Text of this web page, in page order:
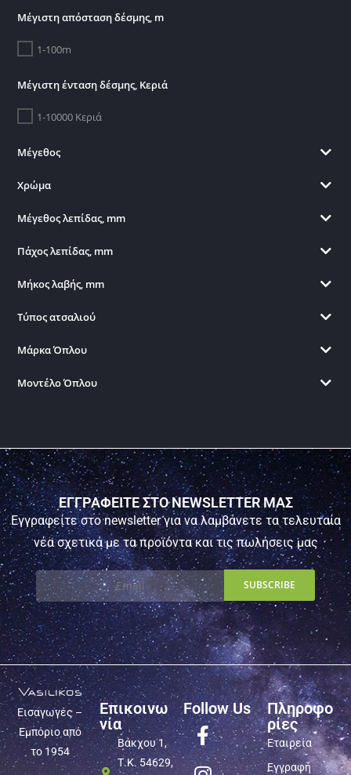
Μέγιστη απόσταση δέσμης, m
1-100m
Μέγιστη ένταση δέσμης, Κεριά
1-10000 Κεριά
Μέγεθος
Χρώμα
Μέγεθος λεπίδας, mm
Πάχος λεπίδας, mm
Μήκος λαβής, mm
Τύπος ατσαλιού
Μάρκα Όπλου
Μοντέλο Όπλου
ΕΓΓΡΑΦΕΙΤΕ ΣΤΟ NEWSLETTER ΜΑΣ
Εγγραφείτε στο newsletter για να λαμβάνετε τα τελευταία
νέα σχετικά με τα προϊόντα και τις πωλήσεις μας
Εισαγωγές –
Εμπόριο από
το 1954
Επικοινω
νία
Βάκχου 1,
Τ.Κ. 54629,
Follow Us
Πληροφο
ρίες
Εταιρεία
Εγγραφή